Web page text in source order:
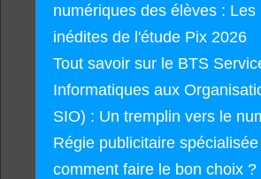
numériques des élèves : Les
inédites de l'étude Pix 2026
Tout savoir sur le BTS
Informatiques aux
SIO) : Un tremplin vers le
Régie publicitaire
comment faire le bon choix ?